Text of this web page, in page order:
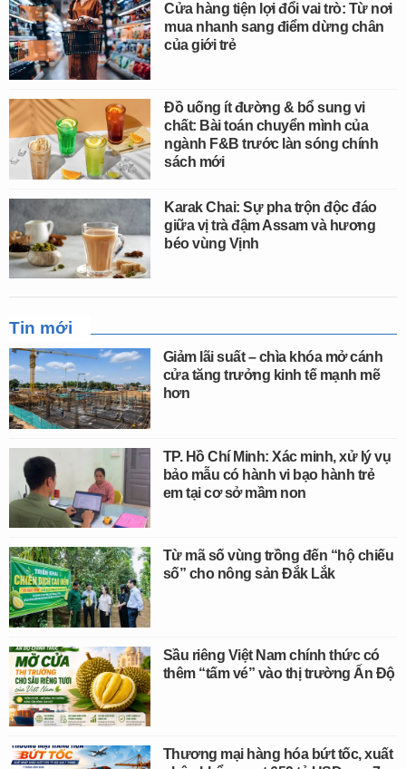
Cửa hàng tiện lợi đổi vai trò: Từ nơi
mua nhanh sang điểm dừng chân
của giới trẻ
Đồ uống ít đường & bổ sung vi
chất: Bài toán chuyển mình của
ngành F&B trước làn sóng chính
sách mới
Karak Chai: Sự pha trộn độc đáo
giữa vị trà đậm Assam và hương
béo vùng Vịnh
Tin mới
Giảm lãi suất – chìa khóa mở cánh
cửa tăng trưởng kinh tế mạnh mẽ
hơn
TP. Hồ Chí Minh: Xác minh, xử lý vụ
bảo mẫu có hành vi bạo hành trẻ
em tại cơ sở mầm non
Từ mã số vùng trồng đến “hộ chiếu
số” cho nông sản Đắk Lắk
Sầu riêng Việt Nam chính thức có
thêm “tấm vé” vào thị trường Ấn Độ
Thương mại hàng hóa bứt tốc, xuất